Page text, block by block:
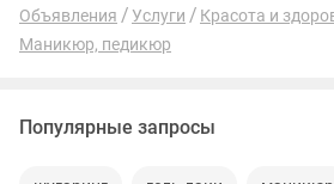
Объявления Услуги
Красота и
Маникюр, педикюр
Популярные запросы